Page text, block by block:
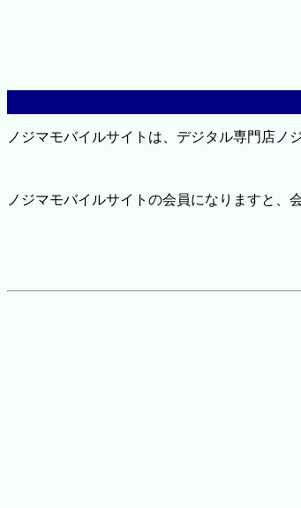
ノジマモバイルサイトは、デジタル専門店ノ
ノジマモバイルサイトの会員になりますと、